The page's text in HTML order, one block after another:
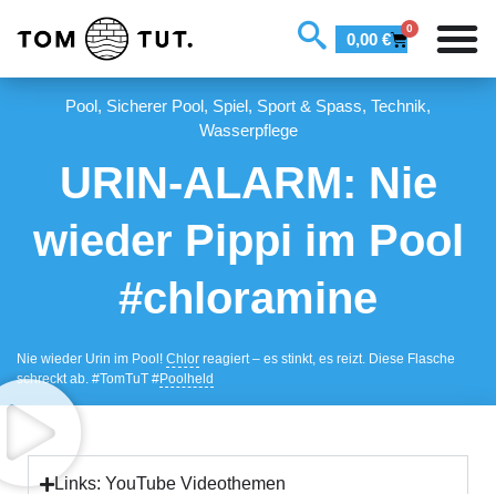
0,00 €
0
Pool, Sicherer Pool, Spiel, Sport & Spass, Technik,
Wasserpflege
URIN-ALARM: Nie
wieder Pippi im Pool
#chloramine
Nie wieder Urin im Pool! Chlor reagiert – es stinkt, es reizt. Diese Flasche
schreckt ab. #TomTuT #Poolheld
Links: YouTube Videothemen